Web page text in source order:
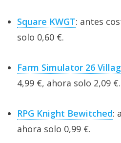
Square KWGT: antes
solo 0,60 €.
Farm Simulator 26
4,99 €, ahora solo 2,09 €.
RPG Knight Bewitched:
ahora solo 0,99 €.